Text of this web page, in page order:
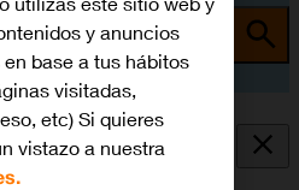
Modo Oscuro
y anuncios
base a tus hábitos
visitadas,
etc) Si quieres
vistazo a nuestra